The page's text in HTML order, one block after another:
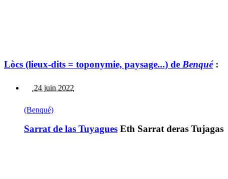
Lòcs (lieux-dits = toponymie, paysage...) de Benqué:
24 juin 2022
(Benqué)
Sarrat de las Tuyagues Eth Sarrat deras Tujagas